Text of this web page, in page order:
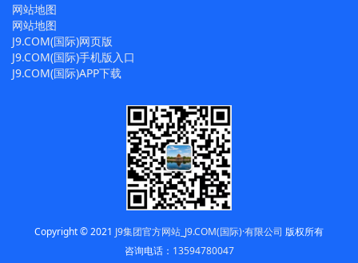
网站地图
网站地图
J9.COM(国际)网页版
J9.COM(国际)手机版入口
J9.COM(国际)APP下载
Copyright © 2021 J9集团官方网站_J9.COM(国际)·有限公司 版权所有
咨询电话： 13594780047